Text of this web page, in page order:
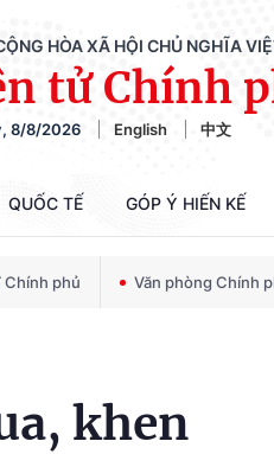
HÒA XÃ HỘI CHỦ NGHĨA
tử Chính
8/8/2026 English 中文
QUỐC TẾ GÓP Ý HIẾN KẾ
Chính phủ Văn phòng Chính
khen